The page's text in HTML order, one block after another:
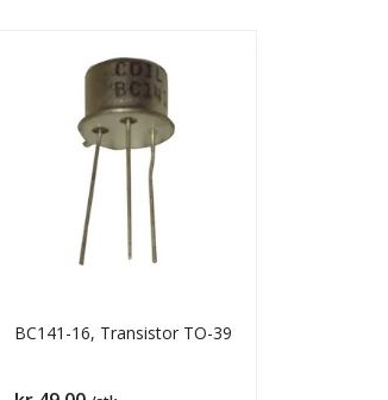
BC141-16, Transistor TO-39